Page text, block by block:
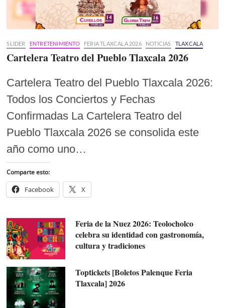
SLIDER ENTRETENIMIENTO FERIA TLAXCALA 2026 NOTICIAS TLAXCALA
Cartelera Teatro del Pueblo Tlaxcala 2026
Cartelera Teatro del Pueblo Tlaxcala 2026:
Todos los Conciertos y Fechas
Confirmadas La Cartelera Teatro del
Pueblo Tlaxcala 2026 se consolida este
año como uno…
Comparte esto:
Facebook X
Feria de la Nuez 2026: Teolocholco
celebra su identidad con gastronomía,
cultura y tradiciones
Toptickets [Boletos Palenque Feria
Tlaxcala] 2026